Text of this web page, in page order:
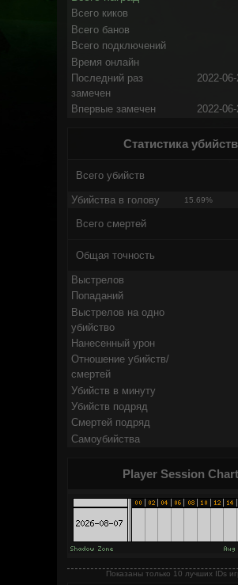
Всего киков
Всего банов
Всего подключений
Время онлайн
Последний раз
замечен
2022-
Впервые замечен 2022-
Статистика убийств
Всего убийств
Убийства в голову 15.69%
Всего смертей
Общая точность
Выстрелов
Попаданий
Выстрелов на одно
убийство
Нанесенный урон
Отношение убийств/
смертей
Убийств в минуту
Убийств подряд
Смертей подряд
Самоубийства
Player Session Chart
Показаны только 10 лучших IDs